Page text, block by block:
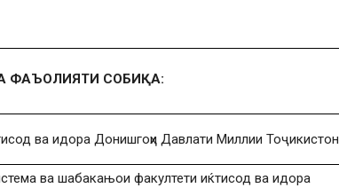
ФАЪОЛИЯТИ СОБИҚА:
ва идора Донишгоҳи Давлати Миллии Тоҷикистон
ва шабакањои факултети иќтисод ва идора